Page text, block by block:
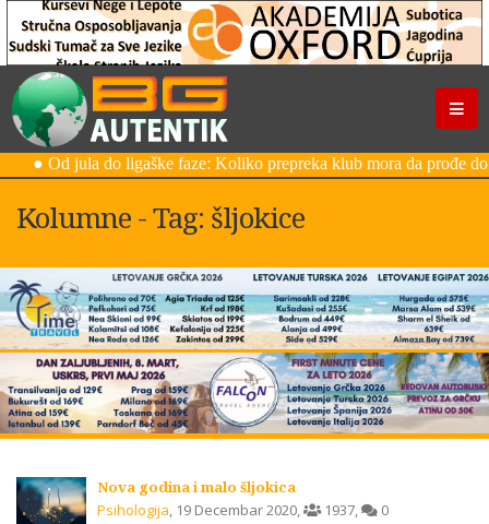
Kolumne - Tag: šljokice
Nova godina i malo šljokica
Psihologija, 19 Decembar 2020, 1937, 0